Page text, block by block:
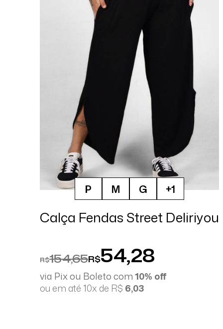
P M G +1
Calça Fendas Street Deliriyou
R$154,65R$54,28
via Pix ou Boleto com10% off
ou em até 10x de R$ 6,03